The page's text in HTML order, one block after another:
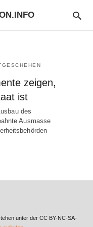
zeigen,
ist
des
Ausmasse
unter der CC BY-NC-SA-